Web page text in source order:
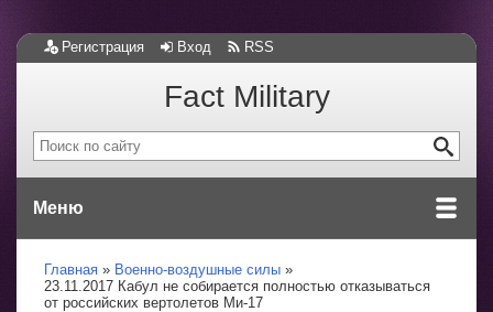
Регистрация Вход RSS
Fact Military
Меню
Главная
Военно-воздушные силы
23.11.2017 Кабул не собирается полностью отказываться
от российских вертолетов Ми-17